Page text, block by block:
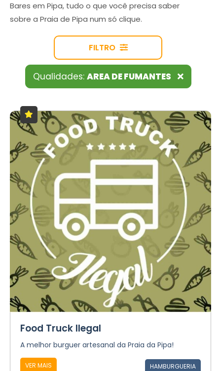
Bares em Pipa, tudo o que você precisa saber
sobre a Praia de Pipa num só clique.
FILTRO
Qualidades: AREA DE FUMANTES
Food Truck Ilegal
A melhor burguer artesanal da Praia da Pipa!
VER MAIS HAMBURGUERIA